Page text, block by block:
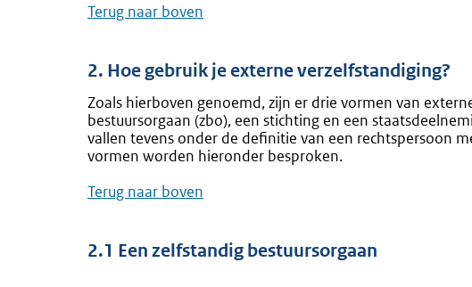
Terug naar boven
2. Hoe gebruik je externe verzelfstandiging?
Zoals hierboven genoemd, zijn er drie vormen van
bestuursorgaan (zbo), een stichting en een
vallen tevens onder de definitie van een rechtspersoon
vormen worden hieronder besproken.
Terug naar boven
2.1 Een zelfstandig bestuursorgaan